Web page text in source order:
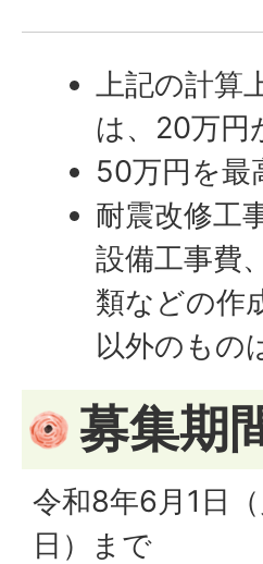
上記の計算
は、20万円
50万円を最
耐震改修工
設備工事費
類などの作
以外のもの
募集期
令和8年6月1日
日）まで